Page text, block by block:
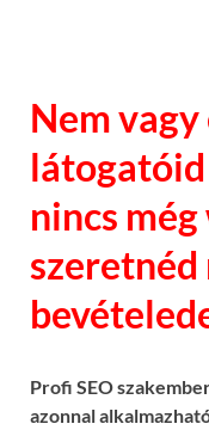
Nem
nincs
szeretnéd
Profi SEO
azonnal